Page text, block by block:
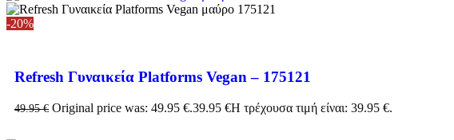
-20%
Refresh Γυναικεία Platforms Vegan – 175121
49.95€ Original price was: 49.95 €.39.95 €Η τρέχουσα τιμή είναι: 39.95 €.